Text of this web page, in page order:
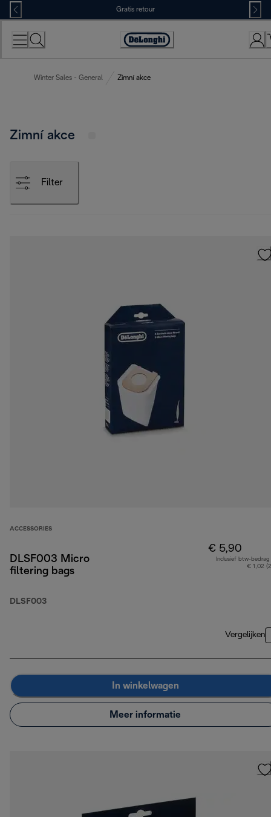
Skip
to
Content
Gratis retour
Accessibility
Winter Sales - General Zimní akce
Zimní akce
Filter
ACCESSORIES
DLSF003 Micro
filtering bags
DLSF003
€ 5,90
Inclusief btw-bedrag
€ 1,02
Vergelijken
In winkelwagen
Meer informatie